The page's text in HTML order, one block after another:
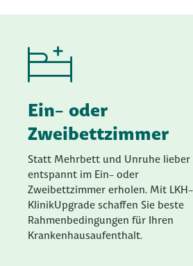
Ein- oder
Zweibettzimmer
Statt Mehrbett und Unruhe lieber
entspannt im Ein- oder
Zweibettzimmer erholen. Mit LKH-
KlinikUpgrade schaffen Sie beste
Rahmenbedingungen für Ihren
Krankenhausaufenthalt.